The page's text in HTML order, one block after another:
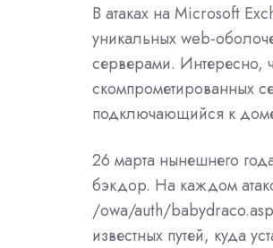
В атаках на Microsoft
уникальных web-
серверами. Интересно,
скомпрометированных
подключающийся к
26 марта нынешнего
бэкдор. На каждом
/owa/auth/
известных путей, куда